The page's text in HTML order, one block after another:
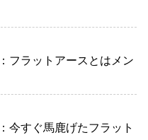
フラットアースとはメン
今すぐ馬鹿げたフラット